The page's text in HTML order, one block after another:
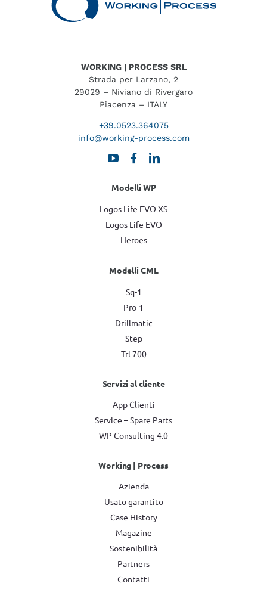
WORKING | PROCESS SRL
Strada per Larzano, 2
29029 – Niviano di Rivergaro
Piacenza – ITALY
+39.0523.364075
info@working-process.com
Modelli WP
Logos Life EVO XS
Logos Life EVO
Heroes
Modelli CML
Sq-1
Pro-1
Drillmatic
Step
Trl 700
Servizi al cliente
App Clienti
Service – Spare Parts
WP Consulting 4.0
Working | Process
Azienda
Usato garantito
Case History
Magazine
Sostenibilità
Partners
Contatti